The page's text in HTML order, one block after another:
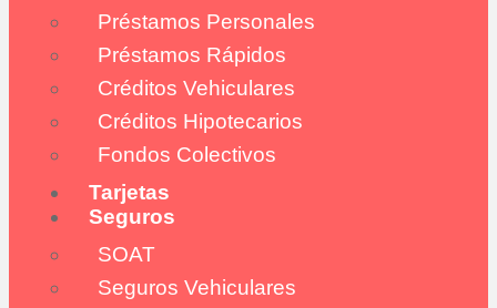
Préstamos Personales
Préstamos Rápidos
Créditos Vehiculares
Créditos Hipotecarios
Fondos Colectivos
Tarjetas
Seguros
SOAT
Seguros Vehiculares